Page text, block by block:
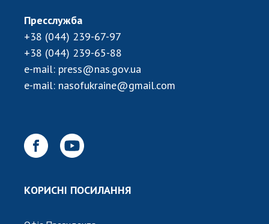
Пресслужба
+38 (044) 239-67-97
+38 (044) 239-65-88
e-mail: press@nas.gov.ua
e-mail: nasofukraine@gmail.com
КОРИСНІ ПОСИЛАННЯ